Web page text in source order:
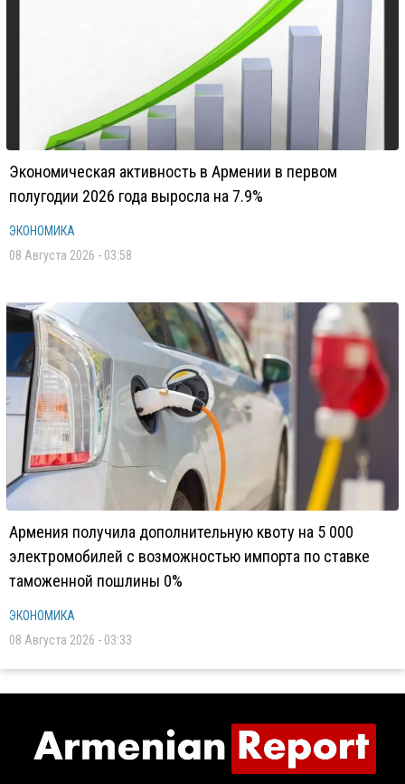
Экономическая активность в Армении в первом
полугодии 2026 года выросла на 7.9%
ЭКОНОМИКА
08 Августа 2026 - 03:58
Армения получила дополнительную квоту на 5 000
электромобилей с возможностью импорта по ставке
таможенной пошлины 0%
ЭКОНОМИКА
08 Августа 2026 - 03:33